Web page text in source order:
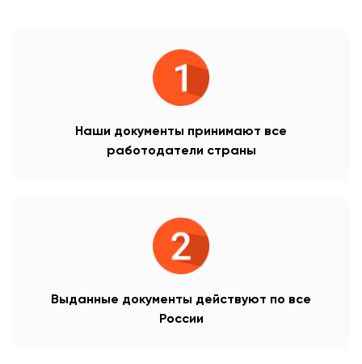
Наши документы принимают все
работодатели страны
Выданные документы действуют по все
России